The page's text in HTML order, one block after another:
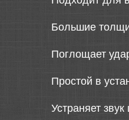
Большие
Поглощает
Простой в
Устраняет